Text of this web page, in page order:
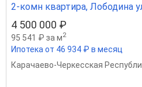
2-комн квартира, Лободина
4 500 000 ₽
95 541 ₽ за м2
Ипотека от 46 934 ₽ в месяц
Карачаево-Черкесская